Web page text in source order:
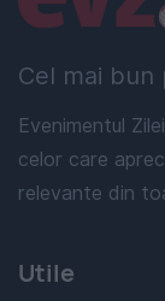
Cel mai bun
Evenimentul
celor care
relevante din
Utile